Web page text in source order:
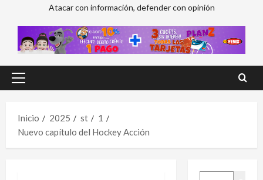
Atacar con información, defender con opinión
Menú
Inicio
2025 st
1
Nuevo capítulo del Hockey Acción